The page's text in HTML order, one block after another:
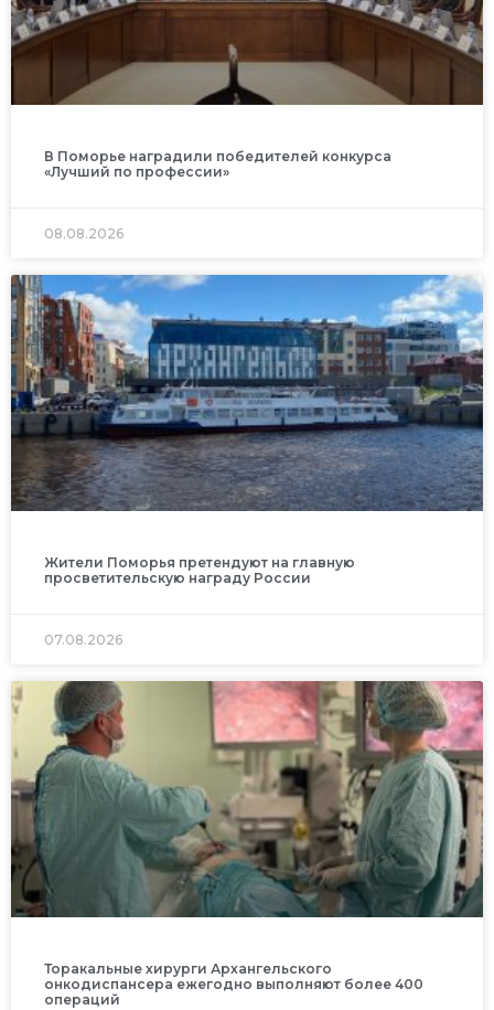
В Поморье наградили победителей конкурса
«Лучший по профессии»
08.08.2026
Жители Поморья претендуют на главную
просветительскую награду России
07.08.2026
Торакальные хирурги Архангельского
онкодиспансера ежегодно выполняют более 400
операций